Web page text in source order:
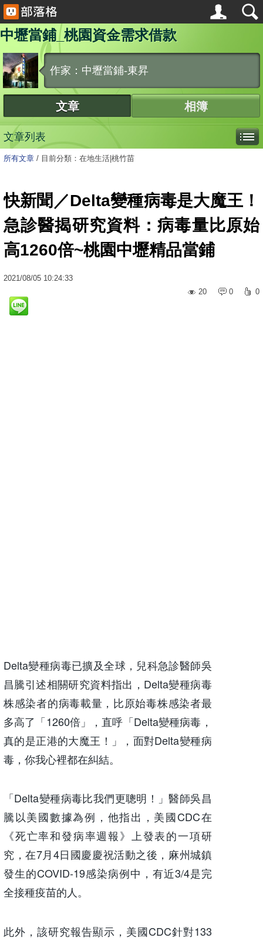
中壢當鋪_桃園資金需求借款
作家：中壢當鋪-東昇
文章 相簿
文章列表
所有文章 / 目前分類：在地生活|桃竹苗
快新聞／Delta變種病毒是大魔王！
急診醫揭研究資料：病毒量比原始
高1260倍~桃園中壢精品當鋪
2021/08/05 10:24:33
20
0 0
Delta變種病毒已擴及全球，兒科急診醫師吳
昌騰引述相關研究資料指出，Delta變種病毒
株感染者的病毒載量，比原始毒株感染者最
多高了「1260倍」，直呼「Delta變種病毒，
真的是正港的大魔王！」，面對Delta變種病
毒，你我心裡都在糾結。
「Delta變種病毒比我們更聰明！」醫師吳昌
騰以美國數據為例，他指出，美國CDC在
《死亡率和發病率週報》上發表的一項研
究，在7月4日國慶慶祝活動之後，麻州城鎮
發生的COVID-19感染病例中，有近3/4是完
全接種疫苗的人。
此外，該研究報告顯示，美國CDC針對133